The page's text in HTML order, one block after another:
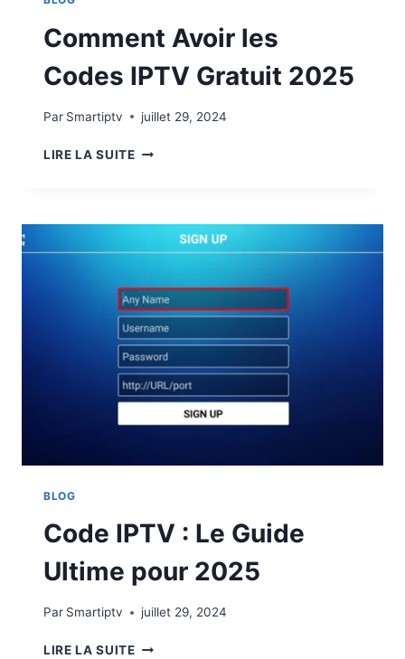
Comment Avoir les
Codes IPTV Gratuit 2025
Par Smartiptv juillet 29, 2024
LIRE LA SUITE
BLOG
Code IPTV : Le Guide
Ultime pour 2025
Par Smartiptv juillet 29, 2024
LIRE LA SUITE